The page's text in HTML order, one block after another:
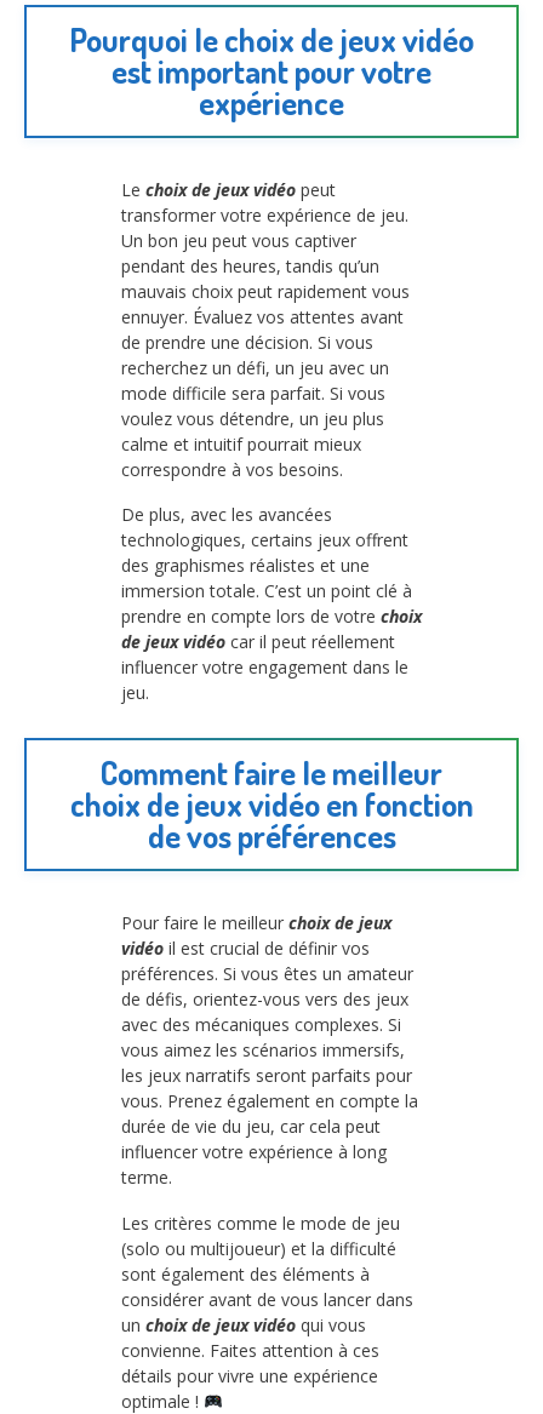
Pourquoi le choix de jeux vidéo
est important pour votre
expérience
Le choix de jeux vidéo peut
transformer votre expérience de jeu.
Un bon jeu peut vous captiver
pendant des heures, tandis qu’un
mauvais choix peut rapidement vous
ennuyer. Évaluez vos attentes avant
de prendre une décision. Si vous
recherchez un défi, un jeu avec un
mode difficile sera parfait. Si vous
voulez vous détendre, un jeu plus
calme et intuitif pourrait mieux
correspondre à vos besoins.
De plus, avec les avancées
technologiques, certains jeux offrent
des graphismes réalistes et une
immersion totale. C’est un point clé à
prendre en compte lors de votre choix
de jeux vidéo car il peut réellement
influencer votre engagement dans le
jeu.
Comment faire le meilleur
choix de jeux vidéo en fonction
de vos préférences
Pour faire le meilleur choix de jeux
vidéo il est crucial de définir vos
préférences. Si vous êtes un amateur
de défis, orientez-vous vers des jeux
avec des mécaniques complexes. Si
vous aimez les scénarios immersifs,
les jeux narratifs seront parfaits pour
vous. Prenez également en compte la
durée de vie du jeu, car cela peut
influencer votre expérience à long
terme.
Les critères comme le mode de jeu
(solo ou multijoueur) et la difficulté
sont également des éléments à
considérer avant de vous lancer dans
un choix de jeux vidéo qui vous
convienne. Faites attention à ces
détails pour vivre une expérience
optimale !